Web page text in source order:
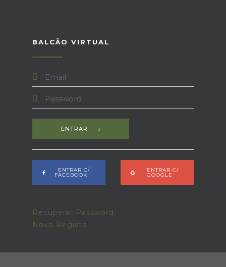
BALCÃO VIRTUAL
ENTRAR
ENTRAR C/
FACEBOOK
ENTRAR C/
GOOGLE
Recuperar Password
Novo Registo